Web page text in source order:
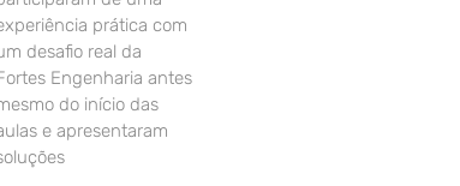
prática com
desafio real da
Engenharia antes
do início das
e apresentaram